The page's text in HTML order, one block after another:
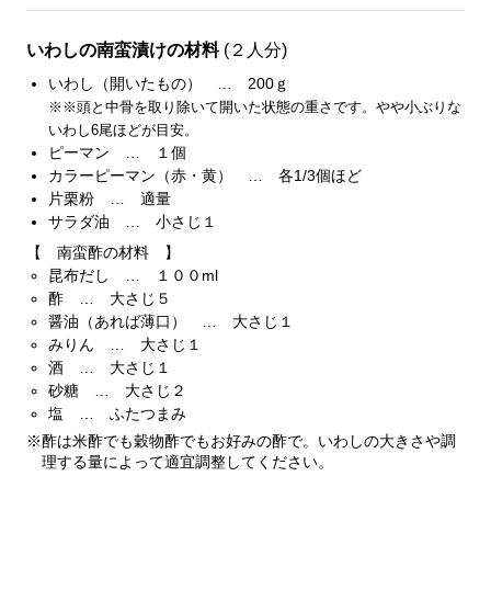
いわしの南蛮漬けの材料 (２人分)
いわし（開いたもの） … 200ｇ
※※頭と中骨を取り除いて開いた状態の重さです。やや小ぶりな
いわし6尾ほどが目安。
ピーマン … １個
カラーピーマン（赤・黄） … 各1/3個ほど
片栗粉 … 適量
サラダ油 … 小さじ１
【 南蛮酢の材料 】
昆布だし … １００ml
酢 … 大さじ５
醤油（あれば薄口） … 大さじ１
みりん … 大さじ１
酒 … 大さじ１
砂糖 … 大さじ２
塩 … ふたつまみ
※酢は米酢でも穀物酢でもお好みの酢で。いわしの大きさや調
理する量によって適宜調整してください。